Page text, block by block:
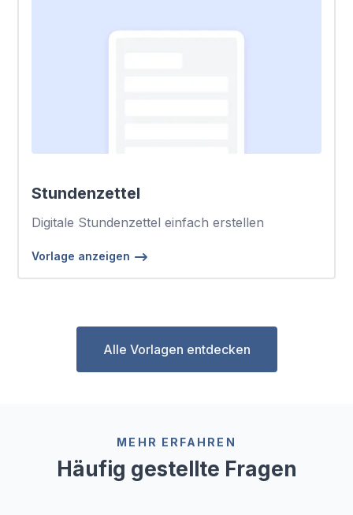
Stundenzettel
Digitale Stundenzettel einfach erstellen
Vorlage anzeigen
Alle Vorlagen entdecken
MEHR ERFAHREN
Häufig gestellte Fragen